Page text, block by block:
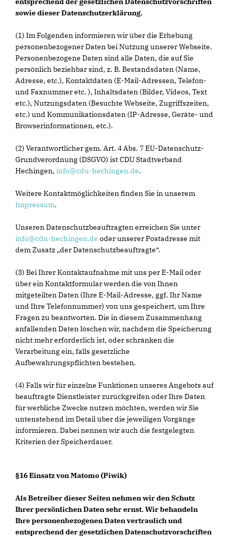
sowie dieser Datenschutzerklärung.
(1) Im Folgenden informieren wir über die Erhebung
personenbezogener Daten bei Nutzung unserer Webseite.
Personenbezogene Daten sind alle Daten, die auf Sie
persönlich beziehbar sind, z. B. Bestandsdaten (Name,
Adresse, etc.), Kontaktdaten (E-Mail-Adressen, Telefon-
und Faxnummer etc. ), Inhaltsdaten (Bilder, Videos, Text
etc.), Nutzungsdaten (Besuchte Webseite, Zugriffszeiten,
etc.) und Kommunikationsdaten (IP-Adresse, Geräte- und
Browserinformationen, etc.).
(2) Verantwortlicher gem. Art. 4 Abs. 7 EU-Datenschutz-
Grundverordnung (DSGVO) ist CDU Stadtverband
Hechingen, info@cdu-hechingen.de.
Weitere Kontaktmöglichkeiten finden Sie in unserem
Impressum.
Unseren Datenschutzbeauftragten erreichen Sie unter
info@cdu-hechingen.de oder unserer Postadresse mit
dem Zusatz „der Datenschutzbeauftragte“.
(3) Bei Ihrer Kontaktaufnahme mit uns per E-Mail oder
über ein Kontaktformular werden die von Ihnen
mitgeteilten Daten (Ihre E-Mail-Adresse, ggf. Ihr Name
und Ihre Telefonnummer) von uns gespeichert, um Ihre
Fragen zu beantworten. Die in diesem Zusammenhang
anfallenden Daten löschen wir, nachdem die Speicherung
nicht mehr erforderlich ist, oder schränken die
Verarbeitung ein, falls gesetzliche
Aufbewahrungspflichten bestehen.
(4) Falls wir für einzelne Funktionen unseres Angebots auf
beauftragte Dienstleister zurückgreifen oder Ihre Daten
für werbliche Zwecke nutzen möchten, werden wir Sie
untenstehend im Detail über die jeweiligen Vorgänge
informieren. Dabei nennen wir auch die festgelegten
Kriterien der Speicherdauer.
§16 Einsatz von Matomo (Piwik)
Als Betreiber dieser Seiten nehmen wir den Schutz
Ihrer persönlichen Daten sehr ernst. Wir behandeln
Ihre personenbezogenen Daten vertraulich und
entsprechend der gesetzlichen Datenschutzvorschriften